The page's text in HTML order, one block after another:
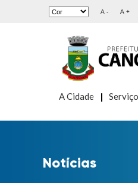
A - A +
A Cidade
Notícias